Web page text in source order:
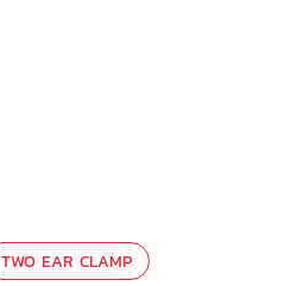
TWO EAR CLAMP